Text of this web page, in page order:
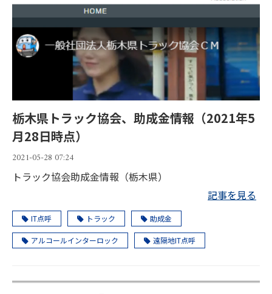
栃木県トラック協会、助成金情報（2021年5
月28日時点）
2021-05-28 07:24
トラック協会助成金情報（栃木県）
記事を見る
IT点呼 トラック 助成金
アルコールインターロック 遠隔地IT点呼